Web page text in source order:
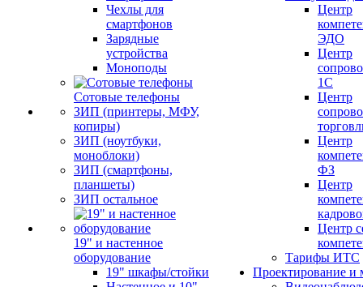
Чехлы для
смартфонов
Зарядные
устройства
Моноподы
Сотовые телефоны
ЗИП (принтеры, МФУ,
копиры)
ЗИП (ноутбуки,
моноблоки)
ЗИП (смартфоны,
планшеты)
ЗИП остальное
19" и настенное
оборудование
19" шкафы/стойки
Центр
ЭДО
Центр
1С
Центр
Центр
ФЗ
Центр
Центр
Тарифы ИТС
Проектирование и